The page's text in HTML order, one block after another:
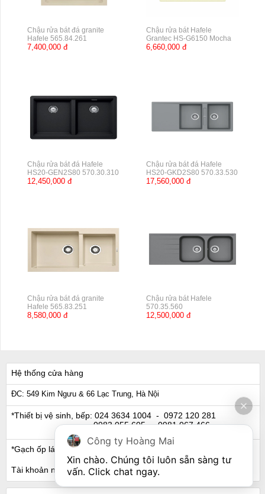
Chậu rửa bát đá granite
Hafele 565.84.261
7,400,000 đ
Chậu rửa bát Hafele
Grantec HS-G6150 Mocha
6,660,000 đ
Chậu rửa bát đá Hafele
HS20-GEN2S80 570.30.310
12,450,000 đ
Chậu rửa bát đá Hafele
HS20-GKD2S80 570.33.530
17,560,000 đ
Chậu rửa bát đá granite
Hafele 565.83.251
8,580,000 đ
Chậu rửa bát Hafele
570.35.560
12,500,000 đ
Hệ thống cửa hàng
ĐC: 549 Kim Ngưu & 66 Lạc Trung, Hà Nội
*Thiết bị vệ sinh, bếp: 024 3634 1004 - 0972 120 281
0983 055 605- 0981 067 466
*Gạch ốp lát, Ngói: 024 3632 0280 - 0911 441 066
Tài khoản ngân hàng
Công ty Hoàng Mai
Xin chào. Chúng tôi luôn sẵn sàng tư
vấn. Click chat ngay.